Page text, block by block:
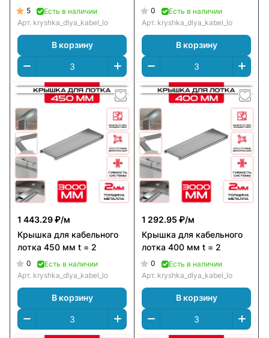
5
Есть в наличии
Арт. kryshka_dlya_kabel_lotka_600_mm_t_=_2
В корзину
0
Есть в наличии
Арт.
В корзину
1 443.29 ₽/м
Крышка для кабельного
лотка 450 мм t = 2
0
Есть в наличии
Арт. kryshka_dlya_kabel_lotka_450_mm_t_=_2
В корзину
1 292.95 ₽/м
Крышка для кабельного
лотка 400 мм t = 2
0
Есть в наличии
Арт.
В корзину